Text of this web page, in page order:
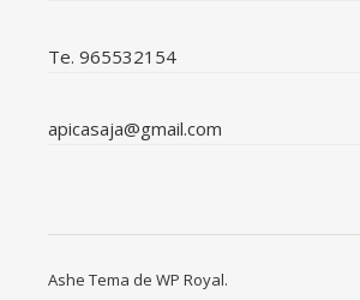
Te. 965532154
apicasaja@gmail.com
Ashe Tema de WP Royal.